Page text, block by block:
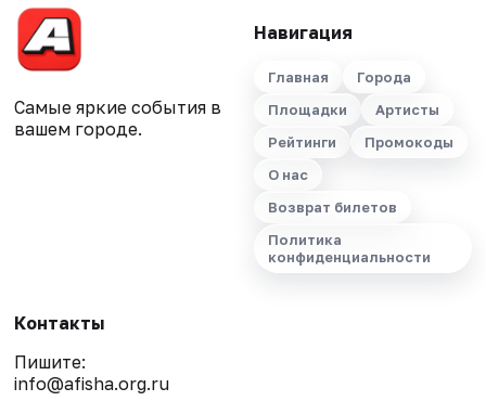
Самые яркие события в
вашем городе.
Навигация
Главная
Города
Площадки
Артисты
Рейтинги
Промокоды
О нас
Возврат билетов
Политика
конфиденциальности
Контакты
Пишите:
info@afisha.org.ru